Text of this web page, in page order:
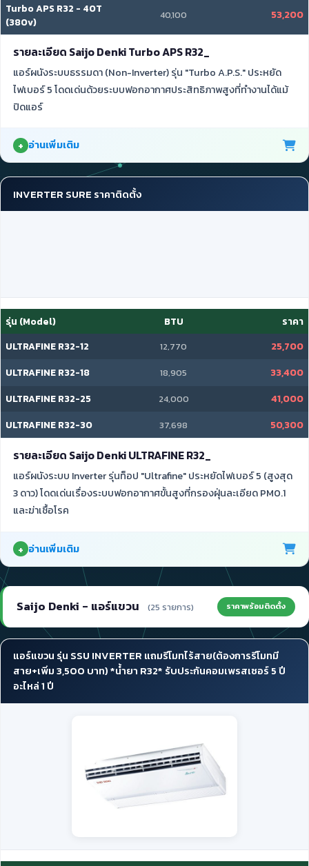
Turbo APS R32 - 40T
(380v)
40,100 53,200
รายละเอียด Saijo Denki Turbo APS R32_
แอร์ผนังระบบธรรมดา (Non-Inverter) รุ่น "Turbo A.P.S." ประหยัด
ไฟเบอร์ 5 โดดเด่นด้วยระบบฟอกอากาศประสิทธิภาพสูงที่ทำงานได้แม้
ปิดแอร์
อ่านเพิ่มเติม
INVERTER SURE ราคาติดตั้ง
รุ่น (Model) BTU
ราคา
ULTRAFINE R32-12
12,770 25,700
ULTRAFINE R32-18 18,905 33,400
ULTRAFINE R32-25 24,000 41,000
ULTRAFINE R32-30 37,698 50,300
รายละเอียด Saijo Denki ULTRAFINE R32_
แอร์ผนังระบบ Inverter รุ่นท็อป "Ultrafine" ประหยัดไฟเบอร์ 5 (สูงสุด
3 ดาว) โดดเด่นเรื่องระบบฟอกอากาศขั้นสูงที่กรองฝุ่นละเอียด PM0.1
และฆ่าเชื้อโรค
อ่านเพิ่มเติม
Saijo Denki - แอร์แขวน (25 รายการ) ราคาพร้อมติดตั้ง
แอร์แขวน รุ่น SSU INVERTER แถมรีโมทไร้สาย(ต้องการรีโมทมี
สาย+เพิ่ม 3,500 บาท) *น้ำยา R32* รับประกันคอมเพรสเซอร์ 5 ปี
อะไหล่ 1 ปี